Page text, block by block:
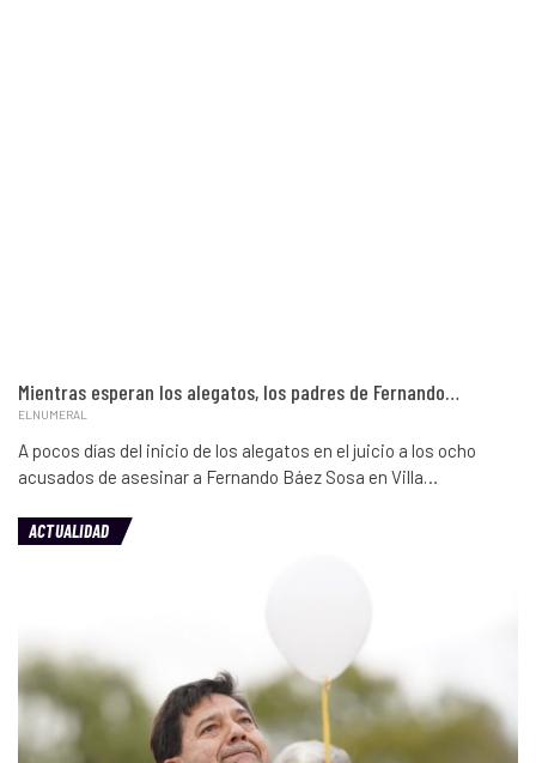
Mientras esperan los alegatos, los padres de Fernando…
ELNUMERAL
A pocos días del inicio de los alegatos en el juicio a los ocho
acusados de asesinar a Fernando Báez Sosa en Villa…
ACTUALIDAD